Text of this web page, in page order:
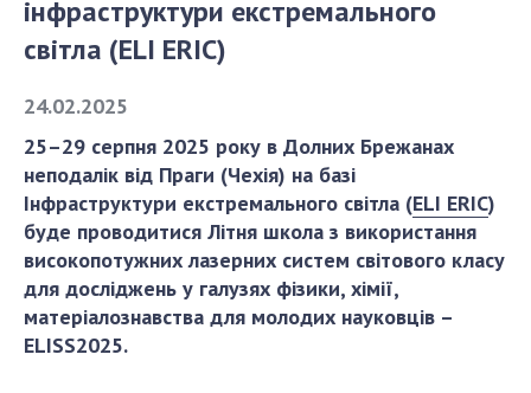
СТРУКТУРА
Президія НАН України
Апарат Президії
Секція фізико-технічних і математичних
наук
Секція хімічних і біологічних наук
Секція суспільних і гуманітарних наук
Установи при Президії
інфраструктури екстремального
світла (ELI ERIC)
24.02.2025
25–29 серпня 2025 року в Долних Брежанах
неподалік від Праги (Чехія) на базі
Інфраструктури екстремального світла (ELI ERIC)
буде проводитися Літня школа з використання
високопотужних лазерних систем світового класу
для досліджень у галузях фізики, хімії,
матеріалознавства для молодих науковців –
ELISS2025.